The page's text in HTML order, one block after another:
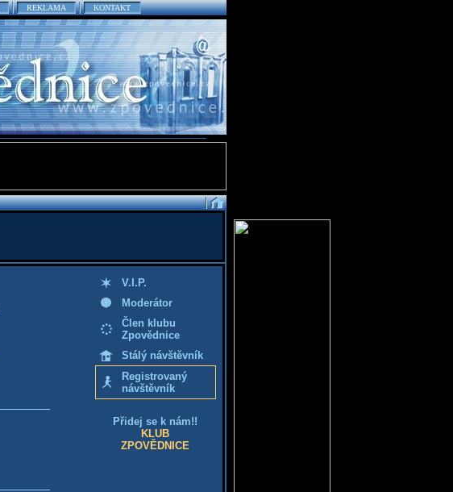
REKLAMA KONTAKT
V.I.P.
Moderátor
Člen klubu
Zpovědnice
Stálý návštěvník
Registrovaný
návštěvník
Přidej se k nám!!
KLUB
ZPOVĚDNICE